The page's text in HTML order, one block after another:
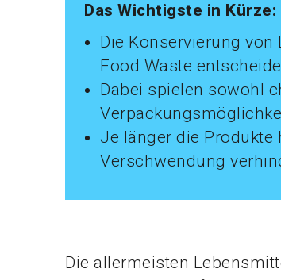
Das Wichtigste in Kürze:
Die Konservierung
Food Waste
Dabei spielen sowohl
Je länger die
Verschwendung
Die allermeisten